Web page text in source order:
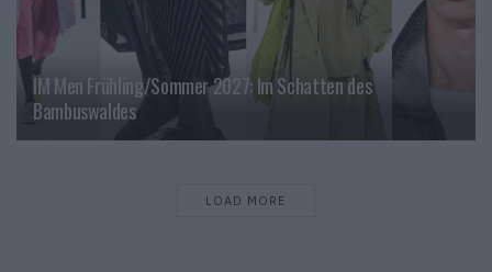
IM Men Frühling/Sommer 2027: Im Schatten des
Bambuswaldes
LOAD MORE